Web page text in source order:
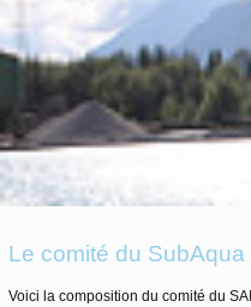
Le comité du
Voici la composition du comité du